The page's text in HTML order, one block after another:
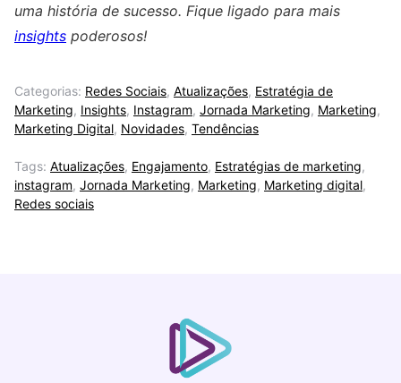
uma história de sucesso. Fique ligado para mais
insights poderosos!
Categorias: Redes Sociais, Atualizações, Estratégia de
Marketing, Insights, Instagram, Jornada Marketing, Marketing,
Marketing Digital, Novidades, Tendências
Tags: Atualizações, Engajamento, Estratégias de marketing,
instagram, Jornada Marketing, Marketing, Marketing digital,
Redes sociais